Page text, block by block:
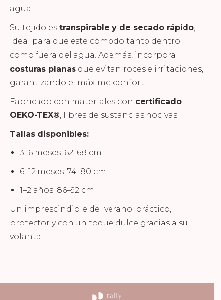
agua.
Su tejido es transpirable y de secado rápido
ideal para que esté cómodo tanto dentro
como fuera del agua. Además, incorpora
costuras planas que evitan roces e irritaciones,
garantizando el máximo confort.
Fabricado con materiales con certificado
OEKO-TEX® , libres de sustancias nocivas.
Tallas disponibles:
3–6 meses: 62–68 cm
6–12 meses: 74–80 cm
1–2 años: 86–92 cm
Un imprescindible del verano: práctico,
protector y con un toque dulce gracias a su
volante.